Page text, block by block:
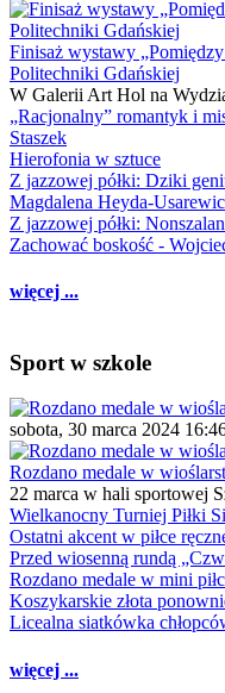
Finisaż wystawy
Politechniki Gdańskiej
W Galerii Art Hol na
„Racjonalny” romantyk i
Staszek
Hierofonia w sztuce
Z jazzowej półki: Dziki
Magdalena Heyda-
Z jazzowej półki:
Zachować boskość -
więcej ...
Sport w szkole
sobota, 30 marca 2024
Rozdano medale w
22 marca w hali sportowej
Wielkanocny Turniej Piłki
Ostatni akcent w piłce
Przed wiosenną rundą
Rozdano medale w mini
Koszykarskie złota
Licealna siatkówka
więcej ...